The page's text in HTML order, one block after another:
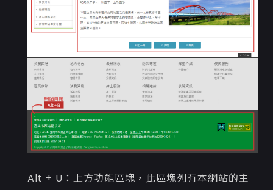
Alt + U：上方功能區塊，此區塊列有本網站的主